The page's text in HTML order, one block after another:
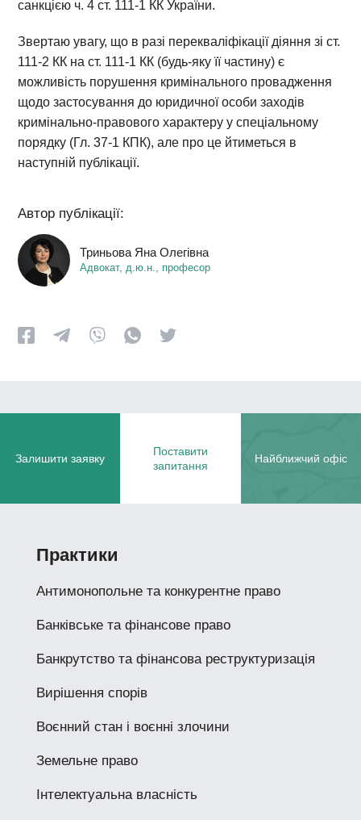
санкцією ч. 4 ст. 111-1 КК України.
Звертаю увагу, що в разі перекваліфікації діяння зі ст.
111-2 КК на ст. 111-1 КК (будь-яку її частину) є
можливість порушення кримінального провадження
щодо застосування до юридичної особи заходів
кримінально-правового характеру у спеціальному
порядку (Гл. 37-1 КПК), але про це йтиметься в
наступній публікації.
Автор публікації:
Триньова Яна Олегівна
Адвокат, д.ю.н., професор
Залишити заявку
Поставити
запитання
Найближчий офіс
Практики
Антимонопольне та конкурентне право
Банківське та фінансове право
Банкрутство та фінансова реструктуризація
Вирішення спорів
Воєнний стан і воєнні злочини
Земельне право
Інтелектуальна власність